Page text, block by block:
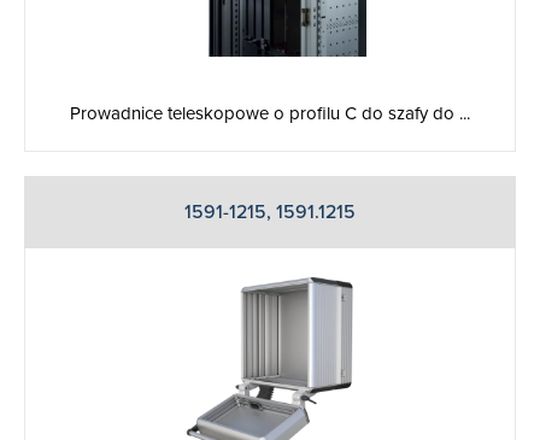
Prowadnice teleskopowe o profilu C do szafy do ...
1591-1215, 1591.1215